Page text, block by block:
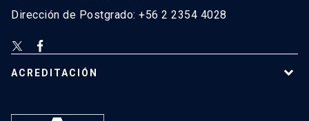
Dirección de Postgrado: +56 2 2354 4028
ACREDITACIÓN